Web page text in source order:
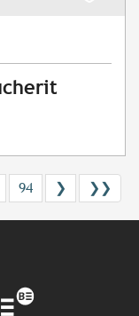
94 ❯ ❯❯